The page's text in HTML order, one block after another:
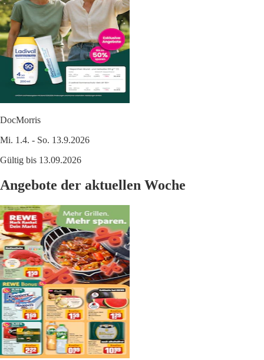
DocMorris
Mi. 1.4. - So. 13.9.2026
Gültig bis 13.09.2026
Angebote der aktuellen Woche